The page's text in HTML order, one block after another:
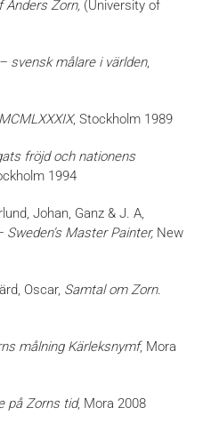
Anders Zorn, (University of
svensk målare i världen,
, Stockholm 1989
fröjd och nationens
1994
Johan, Ganz & J. A,
Master Painter, New
Oscar, Samtal om Zorn.
målning Kärleksnymf, Mora
på Zorns tid, Mora 2008